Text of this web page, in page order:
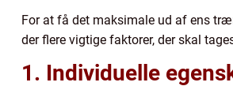
For at få det maksimale ud af ens
der flere vigtige faktorer, der skal
1. Individuelle